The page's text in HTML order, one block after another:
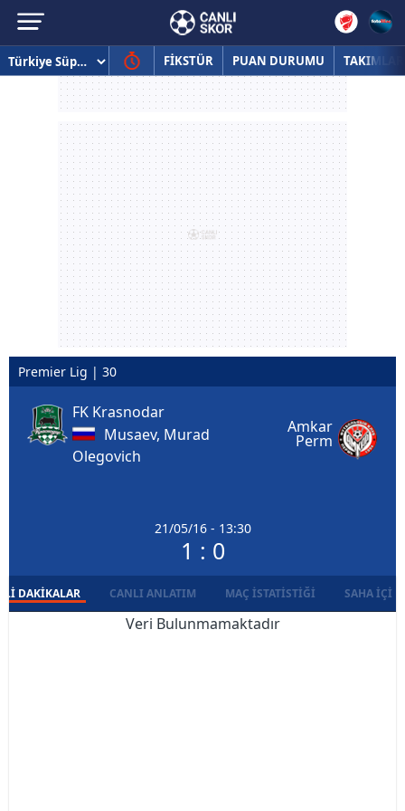
FİKSTÜR PUAN DURUMU TAKIMLAR
Premier Lig | 30
FK Krasnodar
Musaev, Murad
Olegovich
21/05/16 - 13:30
1 : 0
Amkar
Perm
DAKIKALAR CANLI ANLATIM MAÇ İSTATISTIĞI SAHA İÇI
Veri Bulunmamaktadır